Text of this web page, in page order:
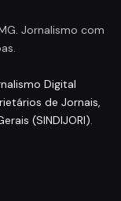
Jornalismo com
Digital
de Jornais,
(SINDIJORI).